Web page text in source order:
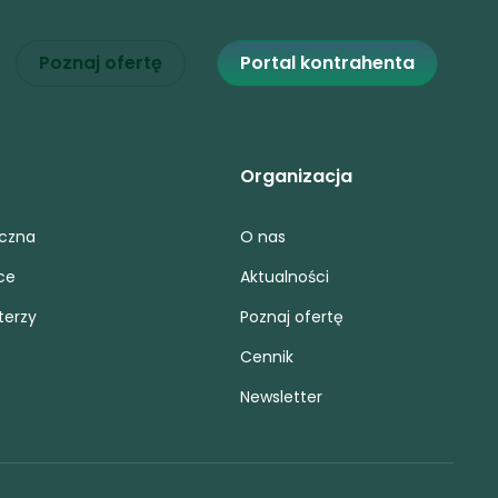
Poznaj ofertę Portal kontrahenta
Organizacja
O nas
Aktualności
Poznaj ofertę
Cennik
Newsletter